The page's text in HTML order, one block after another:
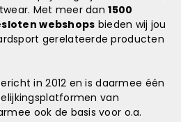
Met meer dan1500
webshops bieden wij jou
gerelateerde producten
in 2012 en is daarmee één
van
ook de basis voor o.a.